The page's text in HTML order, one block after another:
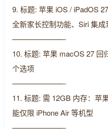
9. 标题: 苹果 iOS / iPadOS
全新家长控制功能、Siri 集成
———————-
10. 标题: 苹果 macOS 27
个选项
———————-
11. 标题: 需 12GB 内存：苹
能仅限 iPhone Air 等机型